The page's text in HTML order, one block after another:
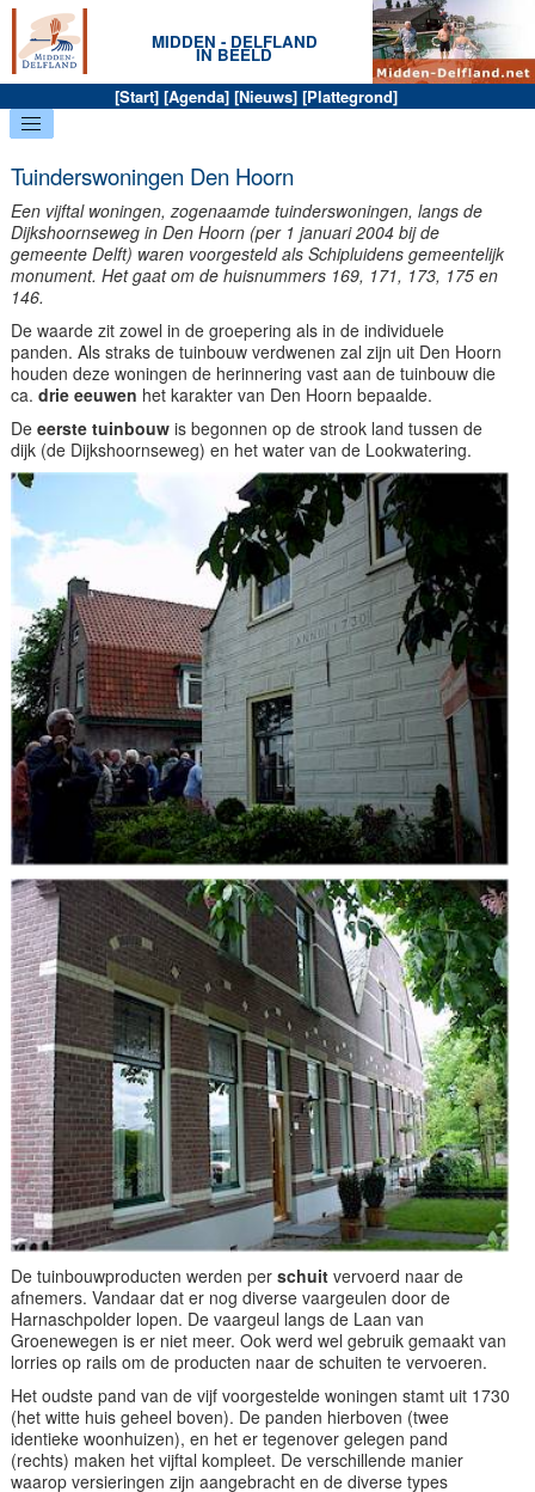
MIDDEN - DELFLAND
IN BEELD
[Start] [Agenda] [Nieuws] [Plattegrond]
Tuinderswoningen Den Hoorn
Een vijftalwoningen, zogenaamde tuinderswoningen, langs de
Dijkshoornseweg in Den Hoorn (per 1 januari 2004 bij de
gemeente Delft) waren voorgesteldals Schipluidens gemeentelijk
monument. Het gaat om de huisnummers 169, 171, 173, 175 en
146.
De waarde zit zowel in de groepering als in de individuele
panden. Als straks de tuinbouw verdwenen zal zijn uit Den Hoorn
houden deze woningen de herinnering vast aan de tuinbouw die
ca. drie eeuwen het karakter van Den Hoorn bepaalde.
De eerste tuinbouw is begonnen op de strook land tussen de
dijk (de Dijkshoornseweg) en het water van de Lookwatering.
De tuinbouwproducten werden per schuit vervoerd naar de
afnemers. Vandaar dat er nog diverse vaargeulen door de
Harnaschpolder lopen. De vaargeul langs de Laan van
Groenewegen is er niet meer. Ook werd wel gebruik gemaakt van
lorries op rails om de producten naar de schuiten te vervoeren.
Het oudste pand van de vijf voorgestelde woningen stamt uit 1730
(het witte huis geheel boven). De panden hierboven (twee
identieke woonhuizen), en het er tegenover gelegen pand
(rechts) maken het vijftal kompleet. De verschillende manier
waarop versieringen zijn aangebracht en de diverse types